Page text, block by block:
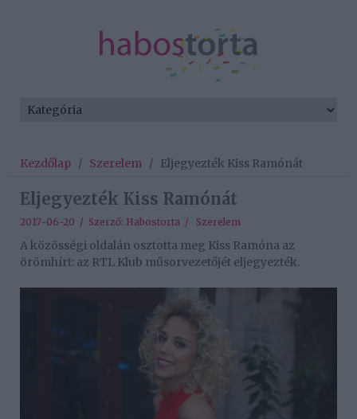
Kezdőlap / Szerelem / Eljegyezték Kiss Ramónát
Eljegyezték Kiss Ramónát
2017-06-20 / Szerző: Habostorta / Szerelem
A közösségi oldalán osztotta meg Kiss Ramóna az
örömhírt: az RTL Klub műsorvezetőjét eljegyezték.